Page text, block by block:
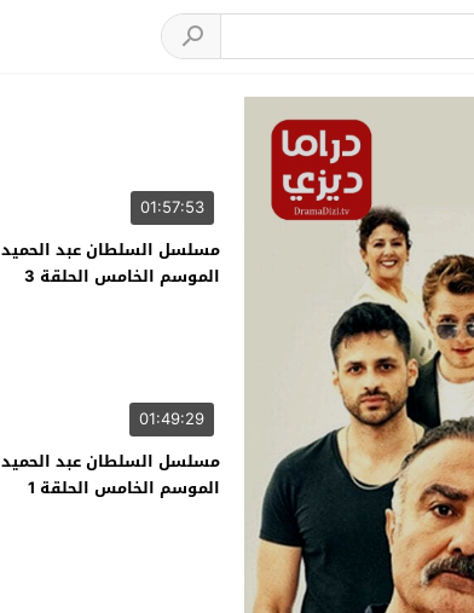
01:57:53
مسلسل السلطان عبد الحميد
الموسم الخامس الحلقة 3
01:49:29
مسلسل السلطان عبد الحميد
الموسم الخامس الحلقة 1